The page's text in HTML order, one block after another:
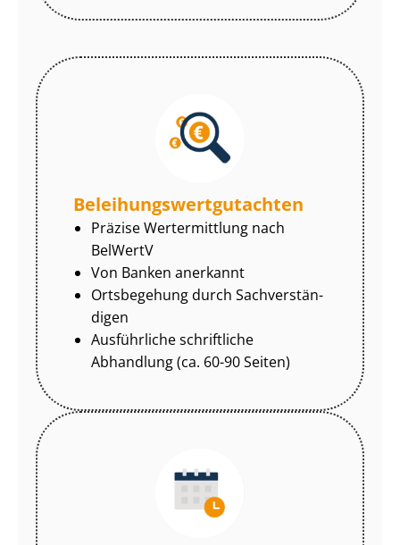
Be­lei­hungs­wert­gut­ach­ten
Präzise Wertermittlung nach
BelWertV
Von Banken anerkannt
Ortsbegehung durch Sach­ver­stän­
di­gen
Ausführliche schriftliche
Abhandlung (ca. 60-90 Seiten)